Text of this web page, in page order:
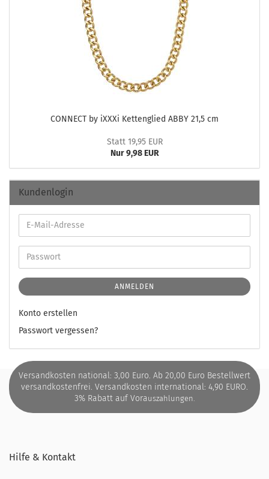
CON­NECT by iXXXi Ket­ten­glied ABBY 21,5 cm
Statt 19,95 EUR
Nur 9,98 EUR
Kundenlogin
ANMELDEN
Konto erstellen
Passwort vergessen?
Versandkosten national: 3,00 Euro. Ab 20,00 Euro Bestellwert
versandkostenfrei. Versandkosten international: 4,90 EURO.
3% Rabatt auf Vorauszahlungen.
Hilfe & Kontakt